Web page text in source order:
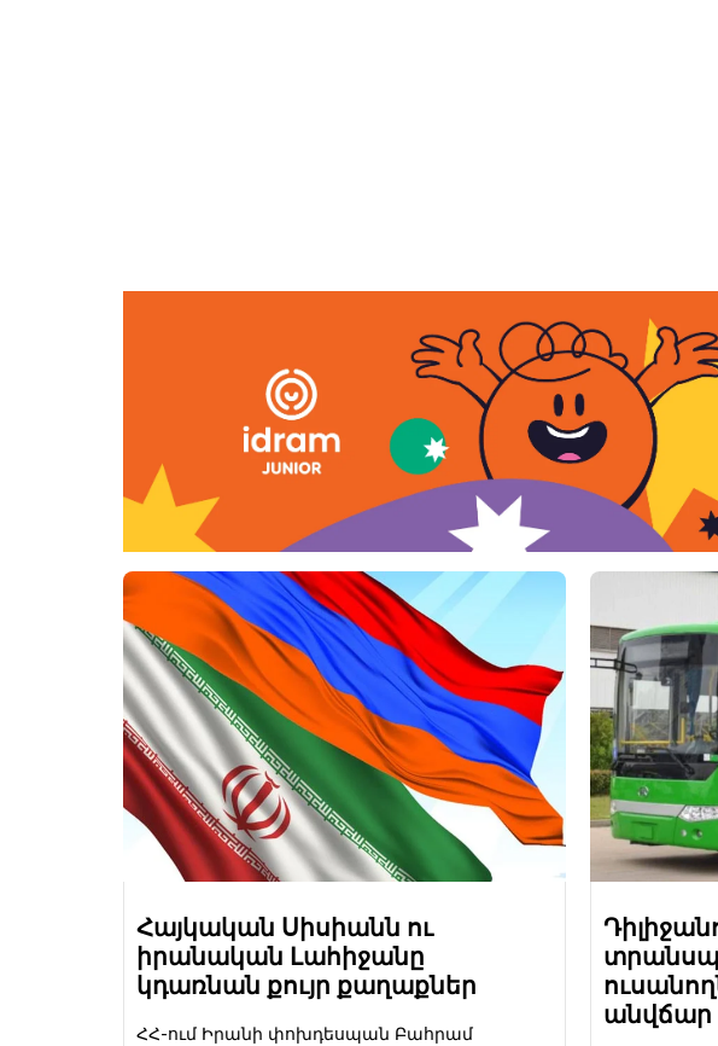
Հայկական Սիսիանն ու
իրանական Լահիջանը
կդառնան քույր քաղաքներ
ՀՀ-ում Իրանի փոխդեսպան Բահրամ
անվճար